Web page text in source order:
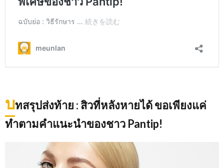
บทสรุปส่งท้าย : สิวที่หลังหายได้ ขอเพียงแค่
ทำตามคำแนะนำของชาว Pantip!